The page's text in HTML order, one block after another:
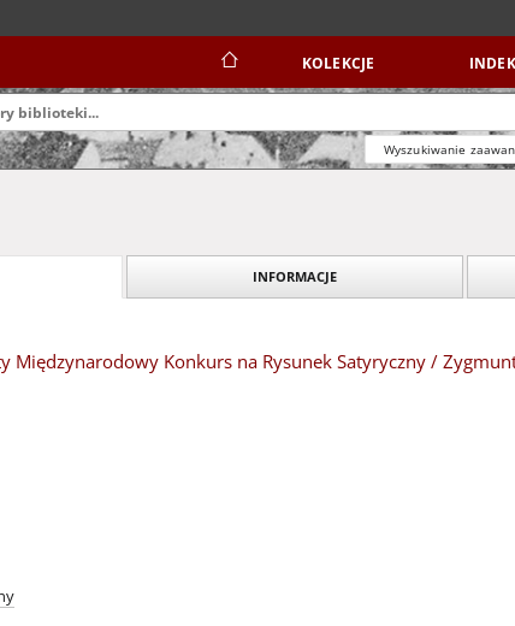
KOLEKCJE
Wyszukiwanie
INFORMACJE
Międzynarodowy Konkurs na Rysunek Satyryczny /